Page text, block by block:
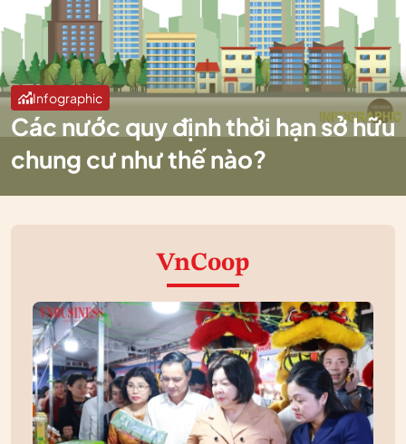
Infographic
Các nước quy định thời hạn sở hữu
chung cư như thế nào?
VnCoop